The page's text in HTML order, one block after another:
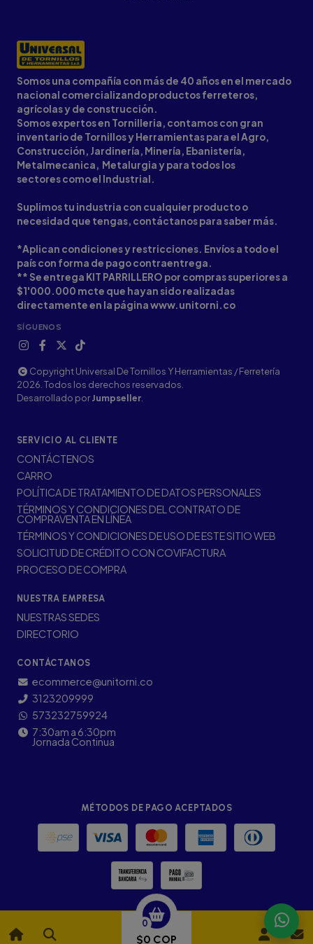
0
$0 COP
Somos una compañía con más de 40 años en el mercado
nacional comercializando productos ferreteros,
agrícolas y de construcción.
Somos expertos en Tornilleria, contamos con gran
inventario de Tornillos y Herramientas para el Agro,
Construcción, Jardinería, Minería, Ebanistería,
Metalmecanica, Metalurgia y para todos los
sectores como el Industrial.
Suplimos tu industria con cualquier producto o
necesidad que tengas, contáctanos para saber más.
*Aplican condiciones y restricciones. Envíos a todo el
país con forma de pago contraentrega.
** Se entrega KIT PARRILLERO por compras superiores a
$1'000.000 mcte que hayan sido realizadas
directamente en la página www.unitorni.co
SÍGUENOS
Copyright Universal De Tornillos Y Herramientas / Ferretería
2026. Todos los derechos reservados.
Desarrollado porJumpseller.
SERVICIO AL CLIENTE
CONTÁCTENOS
CARRO
POLÍTICA DE TRATAMIENTO DE DATOS PERSONALES
TÉRMINOS Y CONDICIONES DEL CONTRATO DE
COMPRAVENTA EN LÍNEA
TÉRMINOS Y CONDICIONES DE USO DE ESTE SITIO WEB
SOLICITUD DE CRÉDITO CON COVIFACTURA
PROCESO DE COMPRA
NUESTRA EMPRESA
NUESTRAS SEDES
DIRECTORIO
CONTÁCTANOS
ecommerce@unitorni.co
3123209999
573232759924
7:30am a 6:30pm
Jornada Continua
MÉTODOS DE PAGO ACEPTADOS